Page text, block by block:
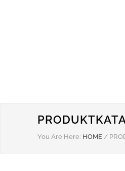
You Are Here: HOME /